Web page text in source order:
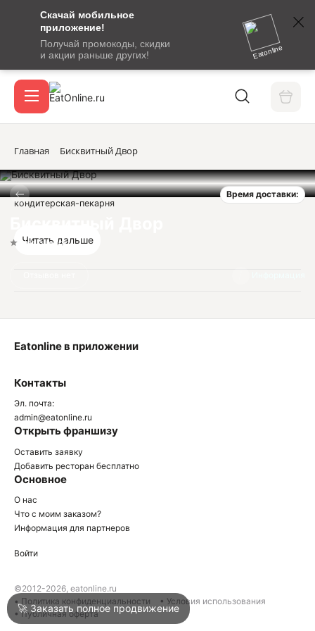
Скачай мобильное
приложение!
Получай промокоды, скидки
и акции раньше других!
Eatonline
сообщение
кодом
подтверждения
Вход / регистрация
Акции
Войти
Написать в техподдержку
Главная Бисквитный Двор
Время доставки:
Нет оценок
кондитерская-пекарня
Читать дальше
Контакты
Эл. почта:
admin@eatonline.ru
Открыть франшизу
Оставить заявку
Добавить ресторан бесплатно
Основное
О нас
Что с моим заказом?
Информация для партнеров
Eatonline в приложении
Войти
©2012-2026, eatonline.ru
• Политика конфиденциальности
• Условия использования
• Публичная оферта
🚀 Заказать полное продвижение